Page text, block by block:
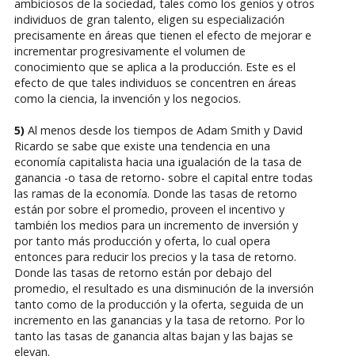
ambiciosos de la sociedad, tales como los genios y otros
individuos de gran talento, eligen su especialización
precisamente en áreas que tienen el efecto de mejorar e
incrementar progresivamente el volumen de
conocimiento que se aplica a la producción. Este es el
efecto de que tales individuos se concentren en áreas
como la ciencia, la invención y los negocios.
5)Al menos desde los tiempos de Adam Smith y David
Ricardo se sabe que existe una tendencia en una
economía capitalista hacia una igualación de la tasa de
ganancia -o tasa de retorno- sobre el capital entre todas
las ramas de la economía. Donde las tasas de retorno
están por sobre el promedio, proveen el incentivo y
también los medios para un incremento de inversión y
por tanto más producción y oferta, lo cual opera
entonces para reducir los precios y la tasa de retorno.
Donde las tasas de retorno están por debajo del
promedio, el resultado es una disminución de la inversión
tanto como de la producción y la oferta, seguida de un
incremento en las ganancias y la tasa de retorno. Por lo
tanto las tasas de ganancia altas bajan y las bajas se
elevan.